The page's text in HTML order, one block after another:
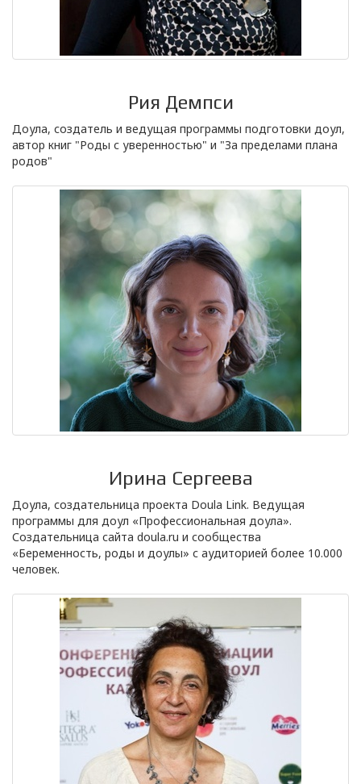
Рия Демпси
Доула, создатель и ведущая программы подготовки доул,
автор книг "Роды с уверенностью" и "За пределами плана
родов"
Ирина Сергеева
Доула, создательница проекта Doula Link. Ведущая
программы для доул «Профессиональная доула».
Создательница сайта doula.ru и сообщества
«Беременность, роды и доулы» с аудиторией более 10.000
человек.